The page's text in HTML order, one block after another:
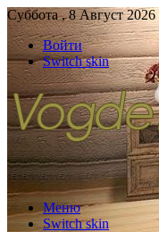
Суббота , 8 Август 2026
Войти
Switch skin
Меню
Switch skin